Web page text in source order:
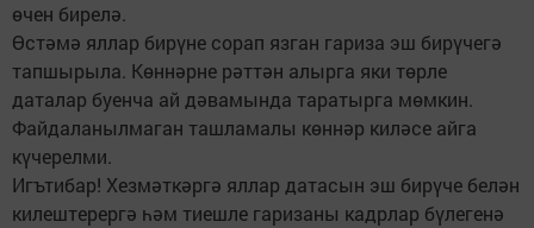
өчен бирелә.
Өстәмә яллар бирүне сорап язган гариза эш бирүчегә
тапшырыла. Көннәрне рәттән алырга яки төрле
даталар буенча ай дәвамында таратырга мөмкин.
Файдаланылмаган ташламалы көннәр киләсе айга
күчерелми.
Игътибар! Хезмәткәргә яллар датасын эш бирүче белән
килештерергә һәм тиешле гаризаны кадрлар бүлегенә